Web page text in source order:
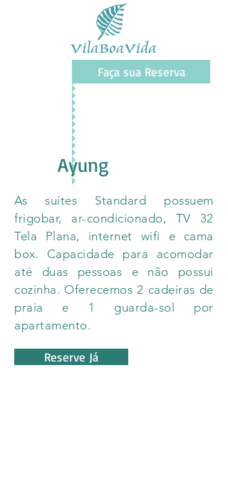
Faça sua Reserva
Ayung
As suítes Standard possuem
frigobar, ar-condicionado, TV 32
Tela Plana, internet w​ifi e cama
box. Capacidade para acomodar
até duas pessoas e não possui
cozinha.​ Oferecemos 2 cadeiras de
praia e 1 guarda-sol por
apartamento.
Reserve Já